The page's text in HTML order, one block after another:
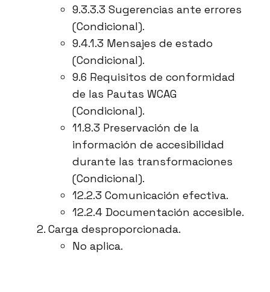
9.3.3.3 Sugerencias ante errores
(Condicional).
9.4.1.3 Mensajes de estado
(Condicional).
9.6 Requisitos de conformidad
de las Pautas WCAG
(Condicional).
11.8.3 Preservación de la
información de accesibilidad
durante las transformaciones
(Condicional).
12.2.3 Comunicación efectiva.
12.2.4 Documentación accesible.
Carga desproporcionada.
No aplica.